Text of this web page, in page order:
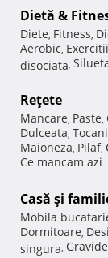
Dietă &
Diete, Fitness,
Aerobic,
disociata,
Reţete
Mancare, Paste,
Dulceata,
Maioneza, Pilaf,
Ce mancam azi
Casă şi
Mobila
Dormitoare,
singura, Gravide